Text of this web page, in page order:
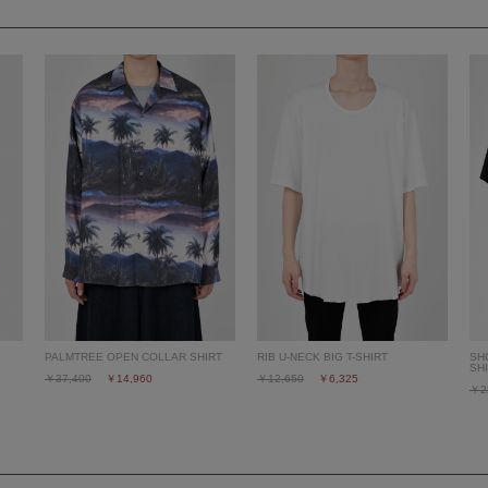
PALMTREE OPEN COLLAR SHIRT
￥37,400
￥14,960
RIB U-NECK BIG T-SHIRT
￥12,650
￥6,325
￥